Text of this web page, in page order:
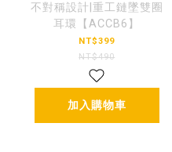
不對稱設計|重工鏈墜雙圈
耳環【ACCB6】
NT$399
NT$490
加入購物車